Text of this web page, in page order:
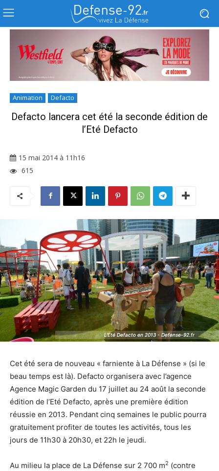
Animation Defacto
Defacto lancera cet été la seconde édition de
l’Eté Defacto
15 mai 2014 à 11h16
615
L'Eté Defacto en 2013 - Defense-92.fr
L'Eté Defacto en 2013 - Defense-92.fr
Cet été sera de nouveau « farniente à La Défense » (si le
beau temps est là). Defacto organisera avec l’agence
Agence Magic Garden du 17 juillet au 24 août la seconde
édition de l’Eté Defacto, après une première édition
réussie en 2013. Pendant cinq semaines le public pourra
gratuitement profiter de toutes les activités, tous les
jours de 11h30 à 20h30, et 22h le jeudi.
Au milieu la place de La Défense sur 2 700 m2 (contre